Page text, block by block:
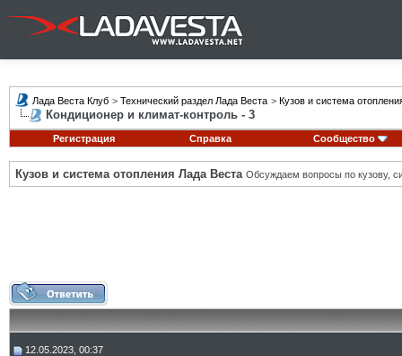
Лада Веста Клуб > Технический раздел Лада Веста > Кузов и система
Кондиционер и климат-контроль - 3
Регистрация Справка Сообщество
Кузов и система отопления Лада Веста Обсуждаем вопросы по кузову,
12.05.2023, 00:37